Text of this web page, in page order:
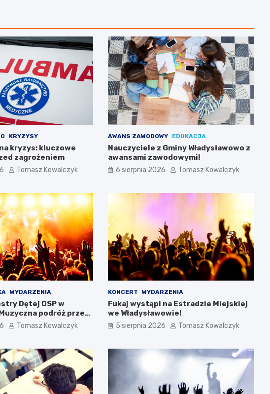
KRYZYSY
kryzys: kluczowe
zagrożeniem
Tomasz Kowalczyk
AWANS ZAWODOWY EDUKACJA
Nauczyciele z Gminy Władysławowo z
awansami zawodowymi!
6 sierpnia 2026 Tomasz Kowalczyk
WYDARZENIA
Dętej OSP w
podróż przez
Tomasz Kowalczyk
KONCERT WYDARZENIA
Fukaj wystąpi na Estradzie Miejskiej
we Władysławowie!
5 sierpnia 2026 Tomasz Kowalczyk